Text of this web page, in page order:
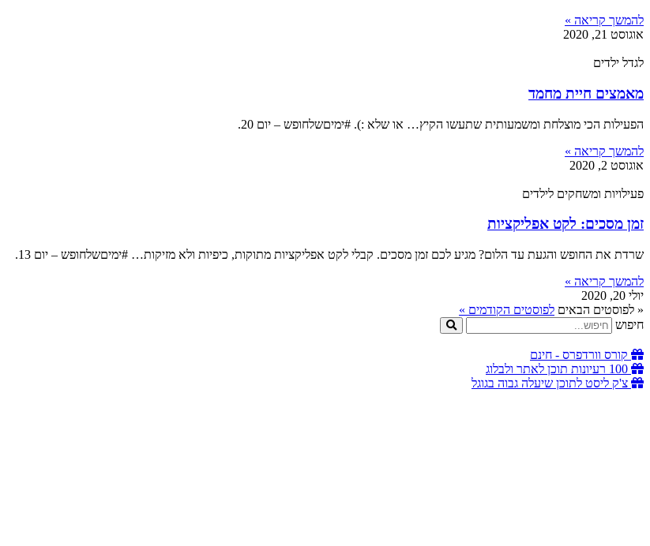
להמשך קריאה »
אוגוסט 21, 2020
לגדל ילדים
מאמצים חיית מחמד
הפעילות הכי מוצלחת ומשמעותית שתעשו הקיץ… או שלא :). #ימיםשלחופש – יום 20.
להמשך קריאה »
אוגוסט 2, 2020
פעילויות ומשחקים לילדים
זמן מסכים: לקט אפליקציות
שרדת את החופש והגעת עד הלום? מגיע לכם זמן מסכים. קבלי לקט אפליקציות מתוקות, כיפיות ולא מזיקות… #ימיםשלחופש – יום 13.
להמשך קריאה »
יולי 20, 2020
« לפוסטים הבאים לפוסטים הקודמים »
חיפוש
קורס וורדפרס - חינם
100 רעיונות תוכן לאתר ולבלוג
צ'ק ליסט לתוכן שיעלה גבוה בגוגל